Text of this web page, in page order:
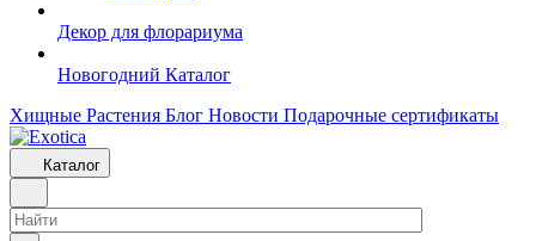
Декор для флорариума
Новогодний Каталог
Хищные Растения Блог Новости Подарочные сертификаты
Каталог